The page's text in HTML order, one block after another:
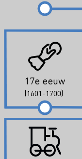
17e eeuw
(1601-1700)